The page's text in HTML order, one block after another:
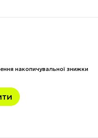
накопичувальної знижки